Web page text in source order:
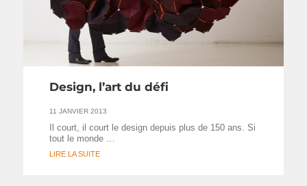
Design, l’art du défi
11 JANVIER 2013
Il court, il court le design depuis plus de 150 ans. Si
tout le monde …
LIRE LA SUITE